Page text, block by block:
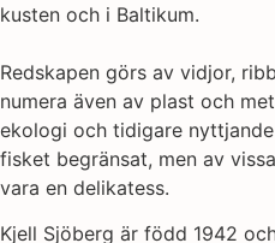
kusten och i Baltikum.
Redskapen görs av vidjor,
numera även av plast och
ekologi och tidigare
fisket begränsat, men av
vara en delikatess.
Kjell Sjöberg är född 1942